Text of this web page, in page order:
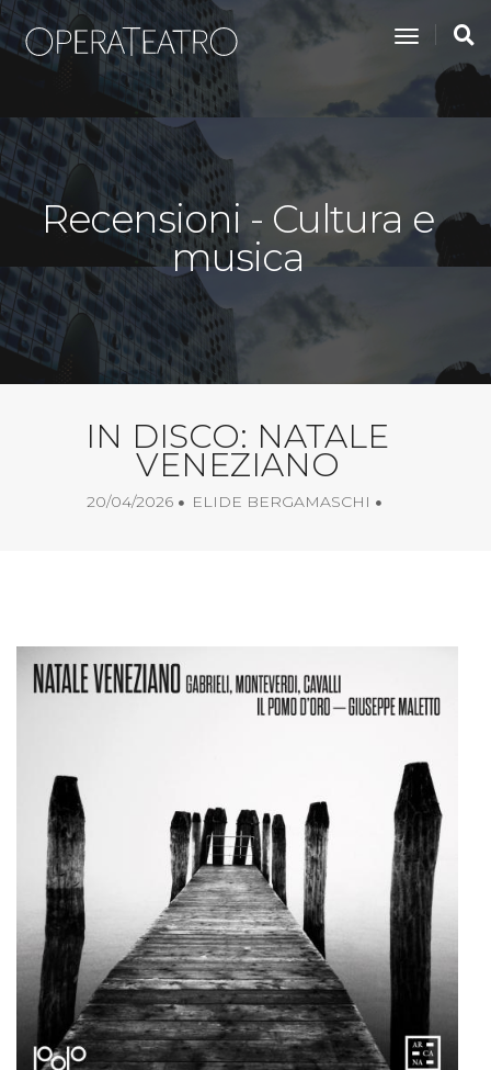
toggle
Recensioni - Cultura e
musica
IN DISCO: NATALE
VENEZIANO
20/04/2026 ELIDE BERGAMASCHI